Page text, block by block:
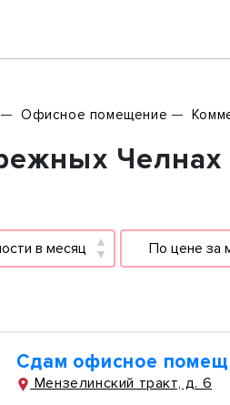
Офисное помещение
Челнах
в месяц По цене за
Сдам офисное
Мензелинский тракт, д. 6